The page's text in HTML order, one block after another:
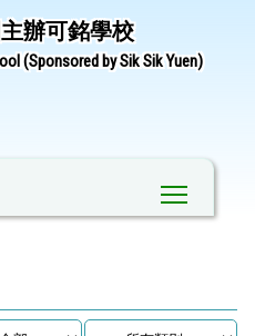
辦可銘學校
(Sponsored by Sik Sik Yuen)